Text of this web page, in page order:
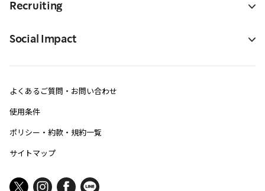
Recruiting
Social Impact
よくあるご質問・お問い合わせ
使用条件
ポリシー・約款・規約一覧
サイトマップ